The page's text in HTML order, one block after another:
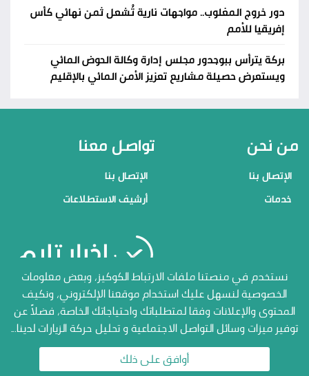
دور خروج المغلوب.. مواجهات نارية تُشعل ثمن نهائي كأس
إفريقيا للأمم
بركة يترأس ببوجدور مجلس إدارة وكالة الحوض المائي
ويستعرض حصيلة مشاريع تعزيز الأمن المائي بالإقليم
من نحن
الإتصال بنا
خدمات
تواصل معنا
الإتصال بنا
أرشيف الاستطلاعات
منصاتنا
الإتصال بنا
أرشيف الاستطلاعات
جميع الحقوق محفوظة المنصة
الاعلامية أخبار تايم 2026
نستخدم في منصتنا ملفات الارتباط الكوكيز، وبعض معلومات
الخصوصية لنسهل عليك استخدام موقعنا الإلكتروني، ونكيف
المحتوى والإعلانات وفقا لمتطلباتك واحتياجاتك الخاصة، فضلاً عن
توفير ميزات وسائل التواصل الاجتماعية و تحليل حركة الزيارات لدينا...
أوافق على ذلك